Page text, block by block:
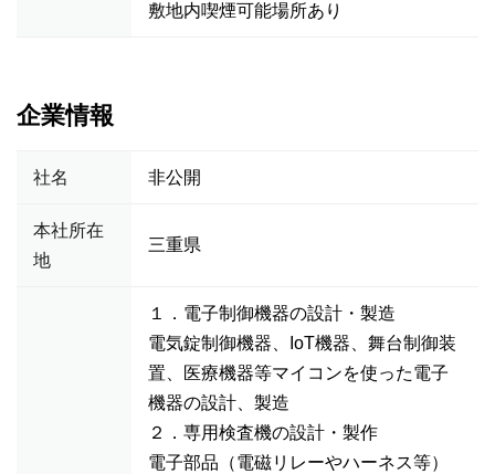
敷地内喫煙可能場所あり
企業情報
社名 非公開
本社所在
地
三重県
１．電子制御機器の設計・製造
電気錠制御機器、IoT機器、舞台制御装
置、医療機器等マイコンを使った電子
機器の設計、製造
２．専用検査機の設計・製作
電子部品（電磁リレーやハーネス等）